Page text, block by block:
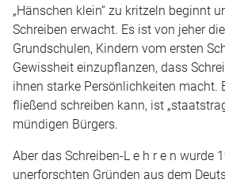
„Hänschen klein“ zu kritzeln beginnt
Schreiben erwacht. Es ist von jeher
Grundschulen, Kindern vom ersten
Gewissheit einzupflanzen, dass
ihnen starke Persönlichkeiten macht.
fließend schreiben kann, ist
mündigen Bürgers.
Aber das Schreiben-L e h r e n wurde
unerforschten Gründen aus dem